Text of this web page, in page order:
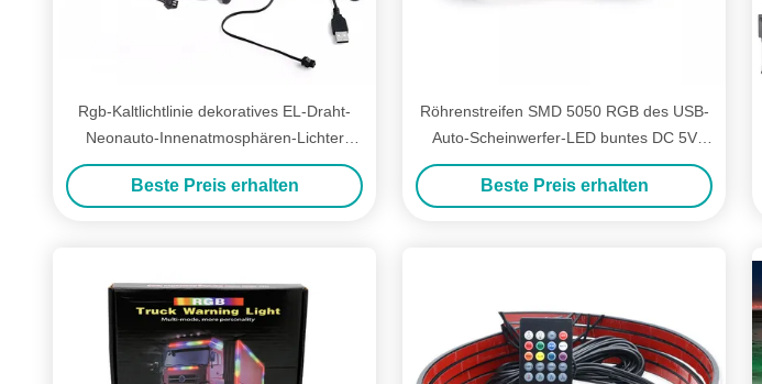
Rgb-Kaltlichtlinie dekoratives EL-Draht-
Neonauto-Innenatmosphären-Lichter
USBs DIY
Beste Preis erhalten
Röhrenstreifen SMD 5050 RGB des USB-
Auto-Scheinwerfer-LED buntes DC 5V
flexibel
Beste Preis erhalten